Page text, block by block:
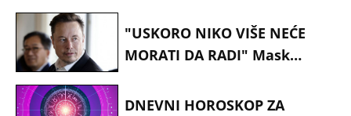
"USKORO NIKO VIŠE NEĆE
MORATI DA RADI" Mask
DNEVNI HOROSKOP ZA